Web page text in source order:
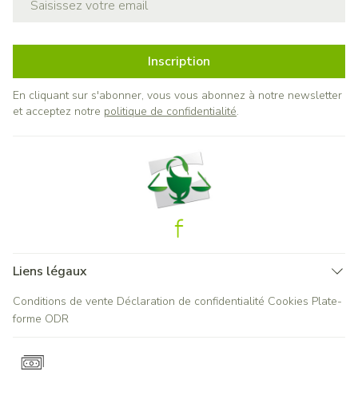
Inscription
En cliquant sur s'abonner, vous vous abonnez à notre newsletter
et acceptez notre politique de confidentialité.
Liens légaux
Conditions de vente Déclaration de confidentialité Cookies Plate-
forme ODR